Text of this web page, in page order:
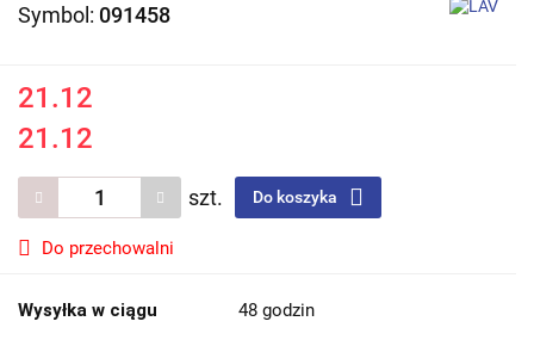
Symbol: 091458
21.12
21.12
szt. Do koszyka
Do przechowalni
Wysyłka w ciągu 48 godzin